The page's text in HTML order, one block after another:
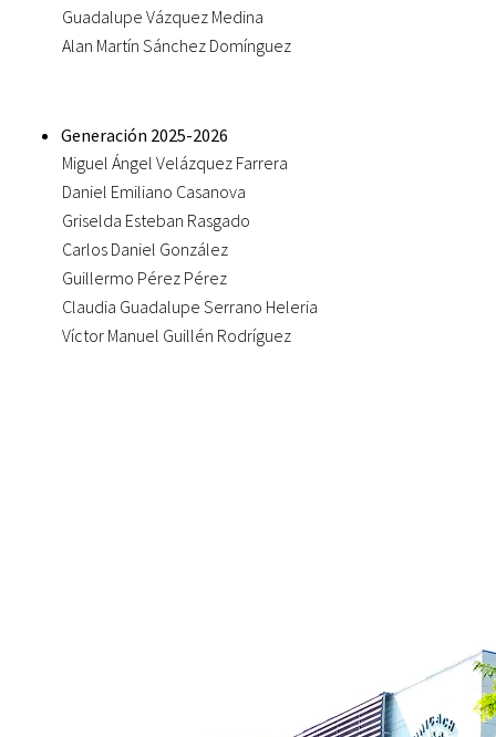
Guadalupe Vázquez Medina
Alan Martín Sánchez Domínguez
Generación 2025-2026
Miguel Ángel Velázquez Farrera
Daniel Emiliano Casanova
Griselda Esteban Rasgado
Carlos Daniel González
Guillermo Pérez Pérez
Claudia Guadalupe Serrano Heleria
Víctor Manuel Guillén Rodríguez